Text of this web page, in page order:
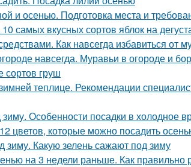
и осенью. Подготовка места и
самых вкусных сортов яблок на
Как навсегда избавиться от
навсегда. Муравьи в огороде и
сортов груш
теплице. Рекомендации
Особенности посадки в холодное
цветов, которые можно посадить
зиму. Какую зелень сажают под зиму
на 3 недели раньше. Как правильно